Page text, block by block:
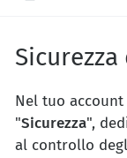
Nel tuo
"Sicurezza",
al controllo